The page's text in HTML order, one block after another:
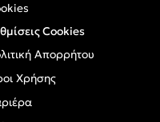
Cookies
Απορρήτου
Χρήσης